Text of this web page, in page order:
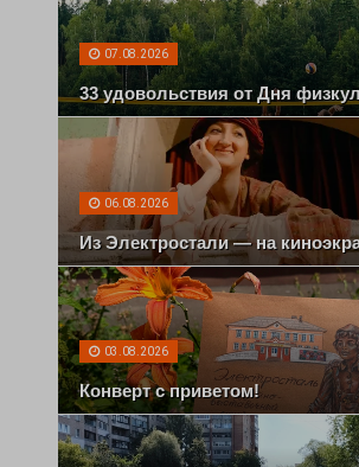
07.08.2026
33 удовольствия от Дня
06.08.2026
Из Электростали — на
03.08.2026
Конверт с приветом!